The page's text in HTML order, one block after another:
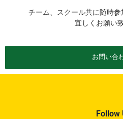
チーム、スクール共に随時参
宜しくお願い
お問い合
Follow